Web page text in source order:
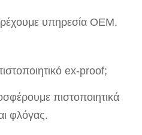
υπηρεσία OEM.
ex-proof;
πιστοποιητικά
φλόγας.